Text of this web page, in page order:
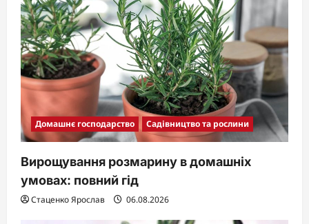
i
o
n
Домашнє господарство Садівництво та рослини
Вирощування розмарину в домашніх
умовах: повний гід
Стаценко Ярослав 06.08.2026